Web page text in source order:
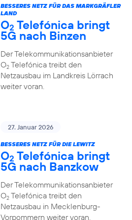
BESSERES NETZ FÜR DAS MARKGRÄFLER
LAND
O2 Telefónica bringt
5G nach Binzen
Der Telekommunikationsanbieter
O2Telefónica treibt den
Netzausbau im Landkreis Lörrach
weiter voran.
27. Januar 2026
BESSERES NETZ FÜR DIE LEWITZ
O2 Telefónica bringt
5G nach Banzkow
Der Telekommunikationsanbieter
O2Telefónica treibt den
Netzausbau in Mecklenburg-
Vorpommern weiter voran.